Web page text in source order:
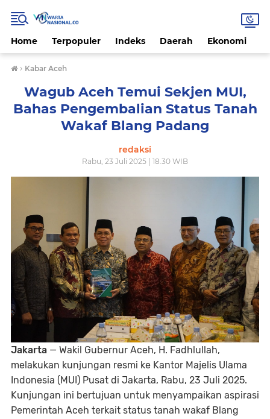
Home Terpopuler Indeks Daerah Ekonomi
› Kabar Aceh
Wagub Aceh Temui Sekjen MUI,
Bahas Pengembalian Status Tanah
Wakaf Blang Padang
redaksi
Rabu, 23 Juli 2025 | 18.30 WIB
Jakarta — Wakil Gubernur Aceh, H. Fadhlullah,
melakukan kunjungan resmi ke Kantor Majelis Ulama
Indonesia (MUI) Pusat di Jakarta, Rabu, 23 Juli 2025.
Kunjungan ini bertujuan untuk menyampaikan aspirasi
Pemerintah Aceh terkait status tanah wakaf Blang